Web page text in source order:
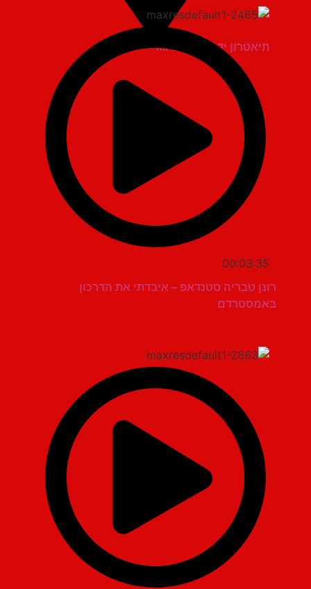
תיאטרון יד למגינים יגור
00:03:35
רונן טבריה סטנדאפ – איבדתי את הדרכון
באמסטרדם